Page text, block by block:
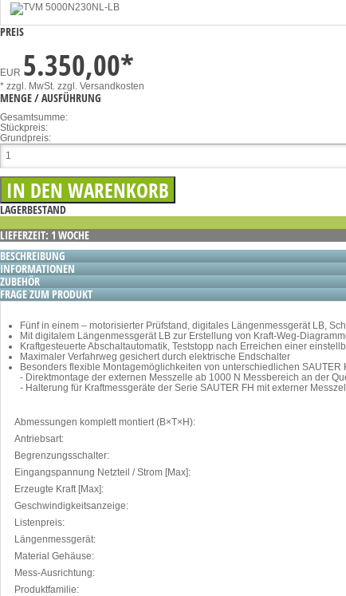
PREIS
EUR 5.350,00*
* zzgl. MwSt. zzgl. Versandkosten
MENGE / AUSFÜHRUNG
Gesamtsumme:
Stückpreis:
Grundpreis:
LAGERBESTAND
LIEFERZEIT: 1 WOCHE
BESCHREIBUNG
INFORMATIONEN
ZUBEHÖR
FRAGE ZUM PRODUKT
Fünf in einem – motorisierter Prüfstand, digitales Längenmessgerät LB,
Mit digitalem Längenmessgerät LB zur Erstellung von Kraft-Weg-
Kraftgesteuerte Abschaltautomatik, Teststopp nach Erreichen einer
Maximaler Verfahrweg gesichert durch elektrische Endschalter
Besonders flexible Montagemöglichkeiten von unterschiedlichen SAUTER
- Direktmontage der externen Messzelle ab 1000 N Messbereich an der
- Halterung für Kraftmessgeräte der Serie SAUTER FH mit externer
Abmessungen komplett montiert (B×T×H):
Antriebsart:
Begrenzungsschalter:
Eingangspannung Netzteil / Strom [Max]:
Erzeugte Kraft [Max]:
Geschwindigkeitsanzeige:
Listenpreis:
Längenmessgerät:
Material Gehäuse:
Mess-Ausrichtung:
Produktfamilie: